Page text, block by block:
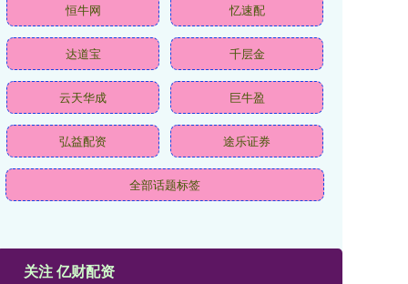
恒牛网 忆速配
达道宝 千层金
云天华成 巨牛盈
弘益配资 途乐证券
全部话题标签
关注 亿财配资